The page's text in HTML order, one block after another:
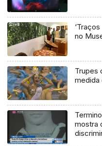
no
Trupes
medida
mostra